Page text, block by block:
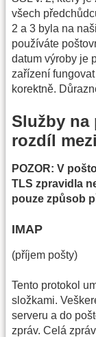
všech
2 a 3 byla na
používáte
datum výroby je
zařízení
korektně.
Služby na
rozdíl
POZOR: V
TLS zpravidla
pouze způsob
IMAP
(příjem pošty)
Tento protokol
složkami.
serveru a do
zpráv. Celá